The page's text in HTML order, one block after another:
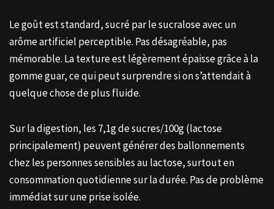
Le goût est standard, sucré par le sucralose avec un
arôme artificiel perceptible. Pas désagréable, pas
mémorable. La texture est légèrement épaisse grâce à la
gomme guar, ce qui peut surprendre si on s’attendait à
quelque chose de plus fluide.
Sur la digestion, les 7,1g de sucres/100g (lactose
principalement) peuvent générer des ballonnements
chez les personnes sensibles au lactose, surtout en
consommation quotidienne sur la durée. Pas de problème
immédiat sur une prise isolée.